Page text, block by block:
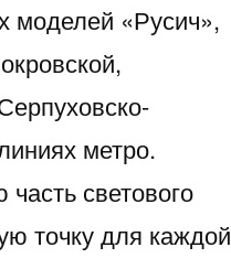
моделей «Русич»,
метро.
светового
точку для каждой